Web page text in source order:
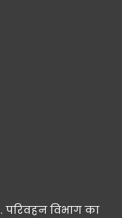
विभाग का